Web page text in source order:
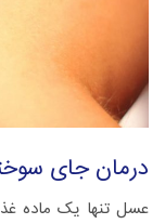
درمان جای
عسل تنها یک ماده